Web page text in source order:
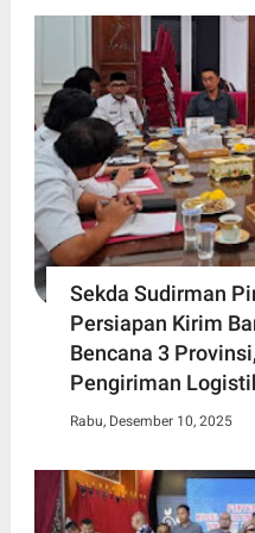
Sekda Sudirman
Persiapan Kirim
Bencana 3
Pengiriman
Rabu, Desember 10, 2025